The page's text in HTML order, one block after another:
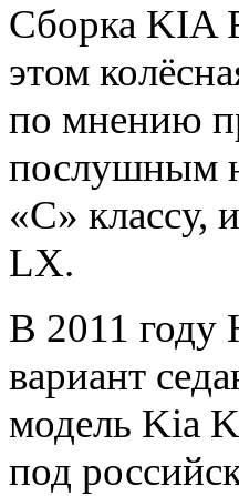
Сборка KIA
этом
по мнению
послушным
«С» классу,
LX.
В 2011 году
вариант
модель Kia
под